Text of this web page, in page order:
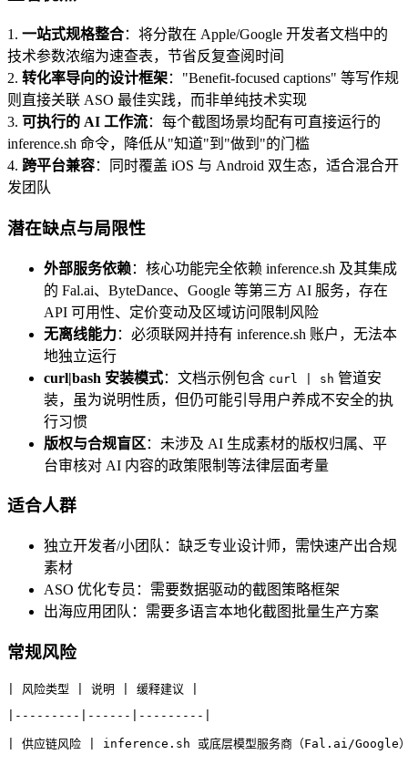
1. 一站式规格整合：将分散在 Apple/Google 开发者文档中的
技术参数浓缩为速查表，节省反复查阅时间
2. 转化率导向的设计框架："Benefit-focused captions" 等写作规
则直接关联 ASO 最佳实践，而非单纯技术实现
3. 可执行的 AI 工作流：每个截图场景均配有可直接运行的
inference.sh 命令，降低从"知道"到"做到"的门槛
4. 跨平台兼容：同时覆盖 iOS 与 Android 双生态，适合混合开
发团队
潜在缺点与局限性
外部服务依赖：核心功能完全依赖 inference.sh 及其集成
的 Fal.ai、ByteDance、Google 等第三方 AI 服务，存在
API 可用性、定价变动及区域访问限制风险
无离线能力：必须联网并持有 inference.sh 账户，无法本
地独立运行
curl|bash 安装模式：文档示例包含 curl | sh 管道安
装，虽为说明性质，但仍可能引导用户养成不安全的执
行习惯
版权与合规盲区 ：未涉及 AI 生成素材的版权归属、平
台审核对 AI 内容的政策限制等法律层面考量
适合人群
独立开发者/小团队：缺乏专业设计师，需快速产出合规
素材
ASO 优化专员：需要数据驱动的截图策略框架
出海应用团队：需要多语言本地化截图批量生产方案
常规风险
| 风险类型 | 说明 | 缓释建议 |
|---------|------|---------|
| 供应链风险 | inference.sh 或底层模型服务商（Fal.ai/Google